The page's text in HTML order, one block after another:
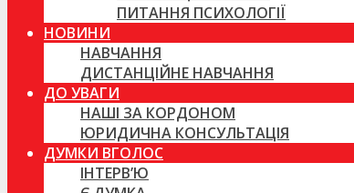
ПИТАННЯ ПСИХОЛОГІЇ
НОВИНИ
НАВЧАННЯ
ДИСТАНЦІЙНЕ НАВЧАННЯ
ДО УВАГИ
НАШІ ЗА КОРДОНОМ
ЮРИДИЧНА КОНСУЛЬТАЦІЯ
ДУМКИ ВГОЛОС
ІНТЕРВ’Ю